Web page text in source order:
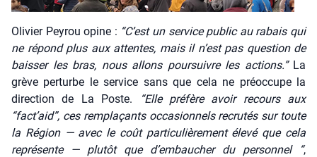
Oli­vier Pey­rou opine : “C’est un ser­vice public au rabais qui
ne répond plus aux attentes, mais il n’est pas ques­tion de
bais­ser les bras, nous allons pour­suivre les actions.”La
grève per­turbe le ser­vice sans que cela ne pré­oc­cupe la
direc­tion de La Poste.
“Elle pré­fère avoir recours aux
“fact’aid”, ces rem­pla­çants occa­sion­nels recru­tés sur toute
la Région — avec le coût par­ti­cu­liè­re­ment éle­vé que cela
repré­sente — plu­tôt que d’embaucher du per­son­nel “,